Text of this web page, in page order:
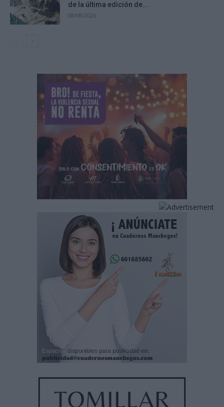
de la última edición de...
08/08/2026